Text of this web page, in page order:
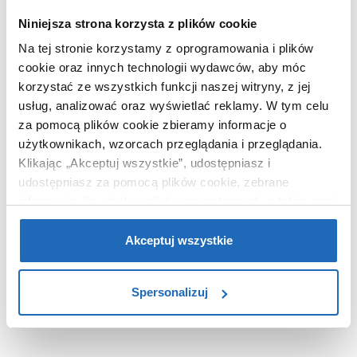
Niniejsza strona korzysta z plików cookie
Na tej stronie korzystamy z oprogramowania i plików
cookie oraz innych technologii wydawców, aby móc
korzystać ze wszystkich funkcji naszej witryny, z jej
usług, analizować oraz wyświetlać reklamy. W tym celu
za pomocą plików cookie zbieramy informacje o
użytkownikach, wzorcach przeglądania i przeglądania.
Klikając „Akceptuj wszystkie”, udostępniasz i
udostępniasz za pomocą plików cookie, zebrane
partnerzy reklamowi.Jeśli chcesz, włącz „Tylko
wymagane pliki cookie”.Pamiętaj jednak, że
zablokowane niektóre pliki cookie mogą mieć wpływ na
Akceptuj wszystkie
Spersonalizuj
249
Syfon do brodzika NHC029C
Deante Easy Clean